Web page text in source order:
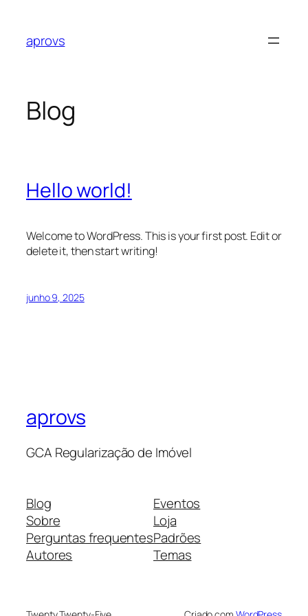
aprovs
Blog
Hello world!
Welcome to WordPress. This is your first post. Edit or
delete it, then start writing!
junho 9, 2025
aprovs
GCA Regularização de Imóvel
Blog
Sobre
Perguntas frequentes
Autores
Eventos
Loja
Padrões
Temas